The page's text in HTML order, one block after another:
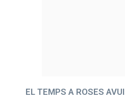
EL TEMPS A ROSES AVUI